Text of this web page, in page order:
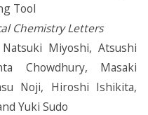
Tool
Chemistry Letters
Miyoshi, Atsushi
Chowdhury, Masaki
Noji, Hiroshi Ishikita,
Yuki Sudo